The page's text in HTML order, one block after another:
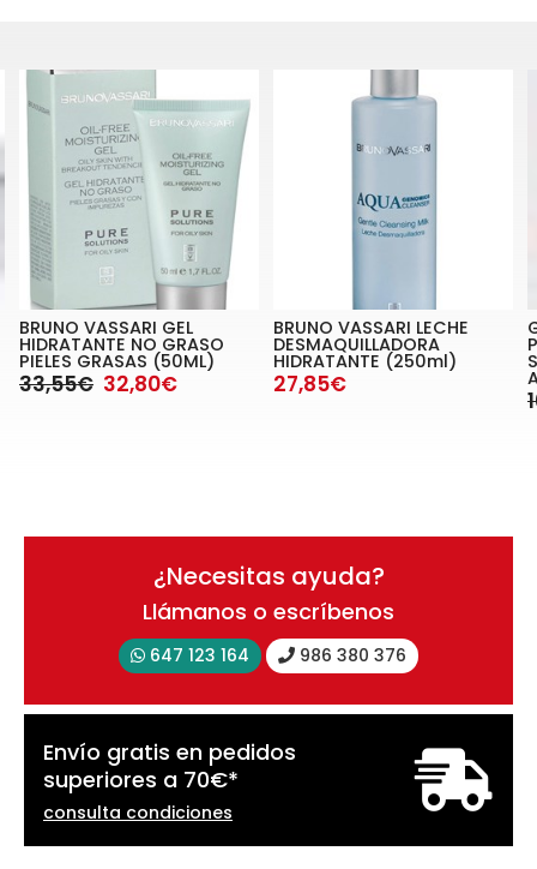
BRUNO VASSARI GEL
HIDRATANTE NO GRASO
PIELES GRASAS (50ML)
33,55€ 32,80€
BRUNO VASSARI LECHE
DESMAQUILLADORA
HIDRATANTE (250ml)
27,85€
¿Necesitas ayuda?
Llámanos o escríbenos
647 123 164 986 380 376
Envío gratis en pedidos
superiores a 70€*
consulta condiciones